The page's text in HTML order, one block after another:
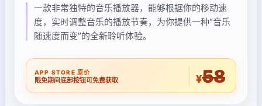
一款非常独特的音乐播放器，能够根据你的移动速
度，实时调整音乐的播放节奏，为你提供一种“音乐
随速度而变”的全新聆听体验。
APP STORE 原价
限免期间底部按钮可免费获取 ¥58